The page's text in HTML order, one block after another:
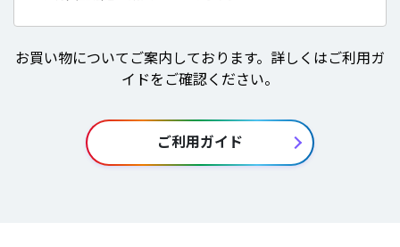
お買い物についてご案内しております。詳しくはご利用ガ
イドをご確認ください。
ご利用ガイド